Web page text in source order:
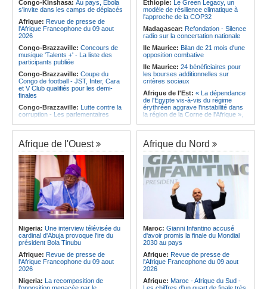
Afrique:Le Maroc et l'Afrique du
Sud se retrouvent quatre ans après
la finale
Afrique:
Côte d'Ivoire - Algérie, un
Angola:Le MAT organise la
troisième édition de la Semaine du
développement local à Namibe
Congo-Kinshasa: Au pays, Ebola
s'invite dans les camps de déplacés
Afrique: Revue de presse de
l'Afrique Francophone du 09 aout
2026
Congo-Brazzaville: Concours de
musique 'Talents +' - La liste des
participants publiée
Congo-Brazzaville: Coupe du
Congo de football - JST, Inter, Cara
et V Club qualifiés pour les demi-
finales
Congo-Brazzaville: Lutte contre la
corruption - Les parlementaires
Congo-Brazzaville:Santé publique
- Ollombo réceptionne son hôpital de
référence
Congo-Brazzaville:
Lutte contre
les épidémies - Les employés de la
maison de retraite Kambissi en
formation
Congo-Brazzaville:Distinction -
Darrel Ornelle Elion Assiana promue
maître-assistant Cames
Afrique:Naomi Eto (Cameroun) - «
Face au Nigeria, nous donnerons
tout sur le terrain. »
Cameroun:Ngoh Ngoh, l'homme
qui signe à la place de Biya
Ethiopie: Le Green Legacy, un
modèle de résilience climatique à
l'approche de la COP32
Madagascar: Refondation - Silence
radio sur la concertation nationale
Ile Maurice: Bilan de 21 mois d'une
opposition combative
Ile Maurice: 24 bénéficiaires pour
les bourses additionnelles sur
critères sociaux
Afrique de l'Est: « La dépendance
de l'Égypte vis-à-vis du régime
érythréen aggrave l'instabilité dans
la région de la Corne de l'Afrique »,
Ethiopie:Le peuple oromo s'est
historiquement opposé à des
systèmes administratifs défaillants
Ethiopie: « Le renforcement des
capacités de l'armée de l'air
éthiopienne consolide la dissuasion
nationale », déclare le commandant
en second
Afrique de l'Est:« Les dirigeants
érythréens font obstacle à la stabilité
et au développement de la région »,
selon un professeur de l'université
d'Uppsala
Ile Maurice:Dharam Gokhool -
«Kan mo vinn prezidan mo pa okip
mo sekirite»
Ile Maurice:
Chetan Baboolall - Le
de Port-Louis
Afrique de l'Ouest
Nigeria: Une interview télévisée du
cardinal d'Abuja provoque l'ire du
président Bola Tinubu
Afrique: Revue de presse de
l'Afrique Francophone du 09 aout
2026
Nigeria: La recomposition de
Afrique du Nord
Maroc: Gianni Infantino accusé
d'avoir promis la finale du Mondial
2030 au pays
Afrique: Revue de presse de
l'Afrique Francophone du 09 aout
2026
Afrique: Maroc - Afrique du Sud -